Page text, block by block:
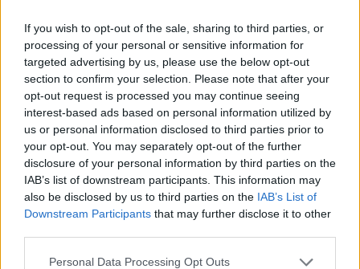
If you wish to opt-out of the sale, sharing to third parties, or
processing of your personal or sensitive information for
targeted advertising by us, please use the below opt-out
section to confirm your selection. Please note that after your
opt-out request is processed you may continue seeing
interest-based ads based on personal information utilized by
us or personal information disclosed to third parties prior to
your opt-out. You may separately opt-out of the further
disclosure of your personal information by third parties on the
IAB’s list of downstream participants. This information may
also be disclosed by us to third parties on the IAB’s List of
Downstream Participants that may further disclose it to other
Personal Data Processing Opt Outs
SOUVISEJÍCÍ ČLÁNKY
VÍCE OD AUTORA
Většina koupališť na Příbramsku nabízí
výborné podmínky. Horší voda je jen na
Živohošti
Příbram modernizuje parkovací automaty.